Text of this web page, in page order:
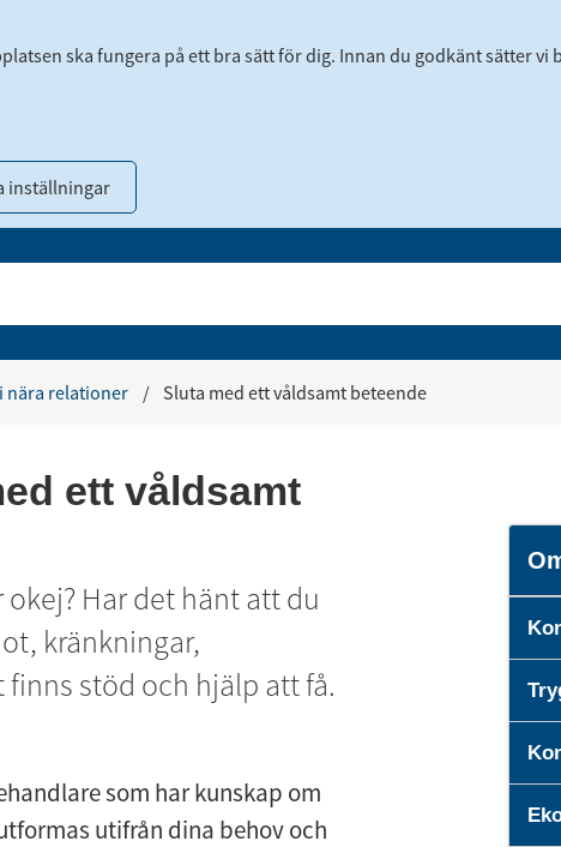
ska fungera på ett bra sätt för dig. Innan du godkänt sätter vi
inställningar
nära relationer / Sluta med ett våldsamt beteende
ett våldsamt
Har det hänt att du
kränkningar,
finns stöd och hjälp att få.
som har kunskap om
utifrån dina behov och